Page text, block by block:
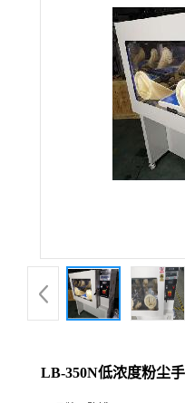
品
厅
LB-350N低浓度粉尘